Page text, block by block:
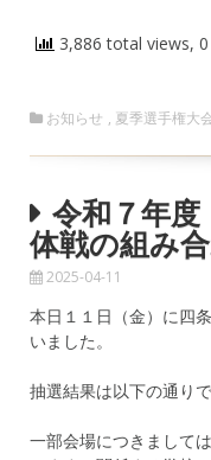
3,886 total views,
お知らせ , 夏季選手権大
令和７年
体戦の組み
2025-04-11
本日１１日（金）に四
いました。
抽選結果は以下の通りで
一部会場につきまして